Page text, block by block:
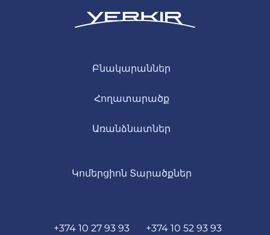
Բնակարաններ
Հողատարածք
Առանձնատներ
Կոմերցիոն Տարածքներ
+374 10 27 93 93
+374 10 52 93 93